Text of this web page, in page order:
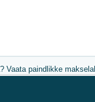
Vaata paindlikke